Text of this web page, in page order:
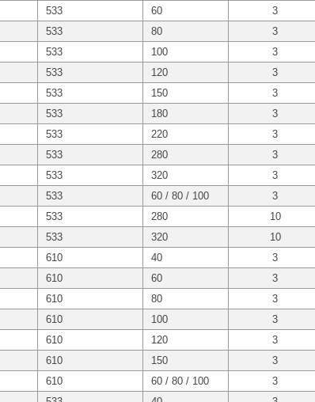
533 60 3
533 80 3
533 100 3
533 120 3
533 150 3
533 180 3
533 220 3
533 280 3
533 320 3
533 60 / 80 / 100 3
533 280 10
533 320 10
610 40 3
610 60 3
610 80 3
610 100 3
610 120 3
610 150 3
610 60 / 80 / 100 3